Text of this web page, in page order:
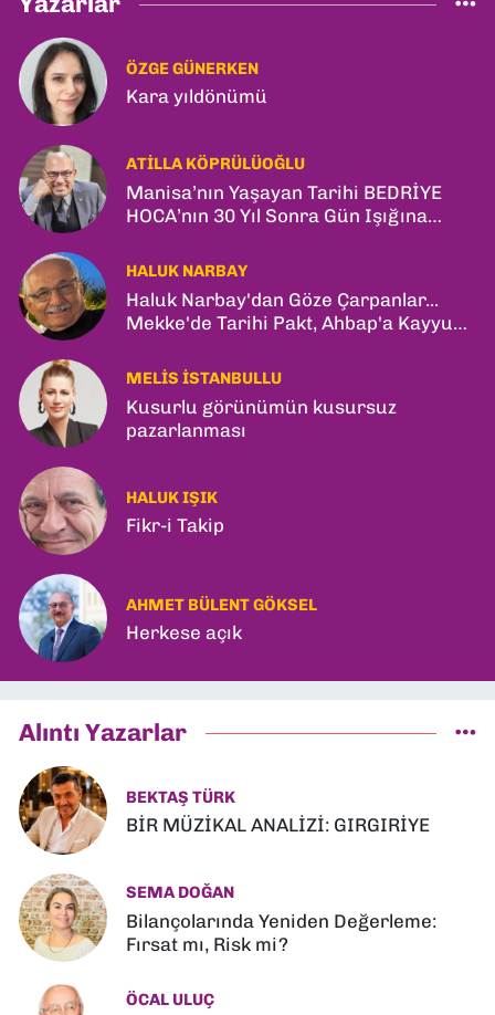
ÖZGE GÜNERKEN
Kara yıldönümü
ATILLA KÖPRÜLÜOĞLU
Manisa’nın Yaşayan Tarihi BEDRİYE
HOCA’nın 30 Yıl Sonra Gün Işığına
HALUK NARBAY
Haluk Narbay'dan Göze Çarpanlar...
Mekke'de Tarihi Pakt, Ahbap'a Kayyum
MELIS İSTANBULLU
Kusurlu görünümün kusursuz
pazarlanması
HALUK IŞIK
Fikr-i Takip
AHMET BÜLENT GÖKSEL
Herkese açık
Alıntı Yazarlar
BEKTAŞ TÜRK
BİR MÜZİKAL ANALİZİ: GIRGIRİYE
SEMA DOĞAN
Bilançolarında Yeniden Değerleme:
Fırsat mı, Risk mi?
ÖCAL ULUÇ